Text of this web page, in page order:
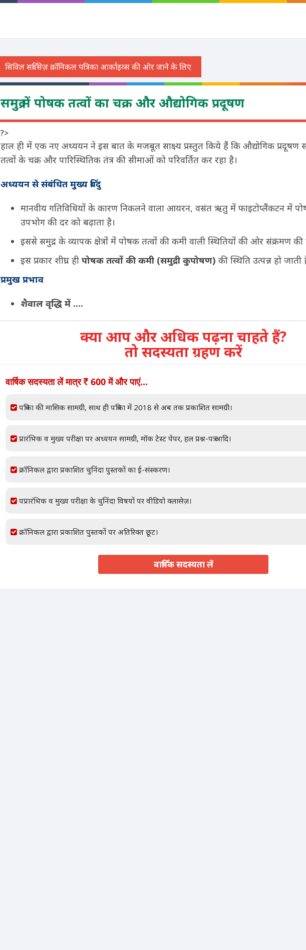
समुद्र में पोषक तत्वों का चक्र और औद्योगिक प्रदूषण
?>
हाल ही में एक नए अध्ययन ने इस बात के मजबूत साक्ष्य प्रस्तुत किये हैं कि औद्योगिक प्रदूषण
तत्वों के चक्र और पारिस्थितिक तंत्र की सीमाओं को परिवर्तित कर रहा है।
अध्ययन से संबंधित मुख्य बिंदु
मानवीय गतिविधियों के कारण निकलने वाला आयरन, वसंत ऋतु में फाइटोप्लैंकटन में
उपभोग की दर को बढ़ाता है।
इससे समुद्र के व्यापक क्षेत्रों में पोषक तत्वों की कमी वाली स्थितियों की ओर संक्रमण
इस प्रकार शीघ्र ही पोषक तत्वों की कमी (समुद्री कुपोषण) की स्थिति उत्पन्न हो जाती
प्रमुख प्रभाव
शैवाल वृद्धि में ....
क्या आप और अधिक पढ़ना चाहते हैं?
तो सदस्यता ग्रहण करें
वार्षिक सदस्यता लें मात्र 600 में और पाएं...
पत्रिका की मासिक सामग्री, साथ ही पत्रिका में 2018 से अब तक प्रकाशित सामग्री।
प्रारंभिक व मुख्य परीक्षा पर अध्ययन सामग्री, मॉक टेस्ट पेपर, हल प्रश्न-पत्र आदि।
क्रॉनिकल द्वारा प्रकाशित चुनिंदा पुस्तकों का ई-संस्करण।
पप्रारंभिक व मुख्य परीक्षा के चुनिंदा विषयों पर वीडियो क्लासेज़।
क्रॉनिकल द्वारा प्रकाशित पुस्तकों पर अतिरिक्त छूट।
वार्षिक सदस्यता लें